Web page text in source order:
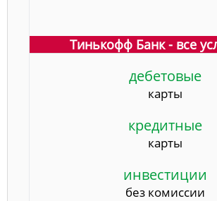
Тинькофф Банк - все
дебетовые
карты
кредитные
карты
инвестиции
без комиссии